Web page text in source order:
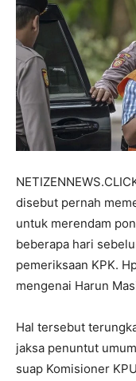
disebut pernah
untuk merendam
beberapa hari
pemeriksaan KPK.
mengenai Harun
Hal tersebut
jaksa penuntut
suap Komisioner